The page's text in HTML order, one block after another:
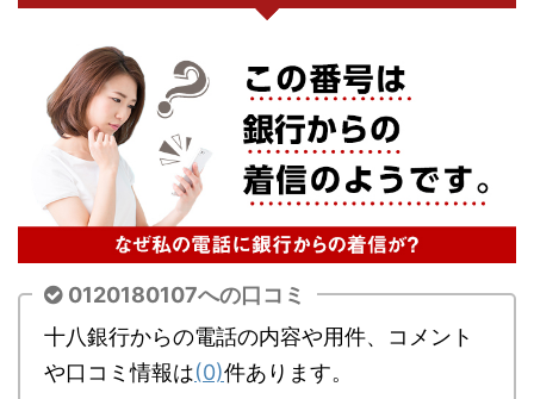
0120180107への口コミ
十八銀行からの電話の内容や用件、コメント
や口コミ情報は(0)件あります。